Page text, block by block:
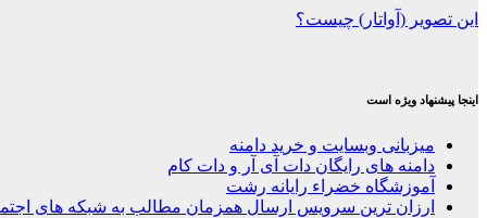
این تصویر (آواتار) چیست؟
اینجا پیشنهاد ویژه است
میزبانی وبسایت و خرید دامنه
دامنه های رایگان دات آی آر و دات کام
آموزشگاه خضراء رایانه رشت
ارزان ترین سرویس ارسال همزمان مطالب به شبکه های